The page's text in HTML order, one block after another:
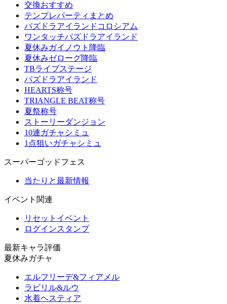
交換おすすめ
テンプレパーティまとめ
パズドラアイランドコロシアム
ワンタッチパズドラアイランド
夏休みガイノウト降臨
夏休みゼローグ降臨
TBライブステージ
パズドラアイランド
HEARTS称号
TRIANGLE BEAT称号
夏祭称号
ストーリーダンジョン
10連ガチャシミュ
1点狙いガチャシミュ
スーパーゴッドフェス
当たりと最新情報
イベント関連
リセットイベント
ログインスタンプ
最新キャラ評価
夏休みガチャ
エルフリーデ&フィアメル
ラビリル&ルウ
水着ヘスティア